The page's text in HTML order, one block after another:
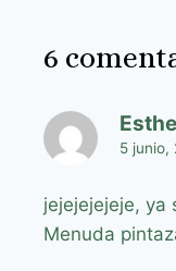
6
5 junio,
jejejejejeje, ya
Menuda